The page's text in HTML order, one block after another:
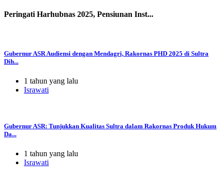
Peringati Harhubnas 2025, Pensiunan Inst...
Gubernur ASR Audiensi dengan Mendagri, Rakornas PHD 2025 di Sultra
Dih...
1 tahun yang lalu
Israwati
Gubernur ASR: Tunjukkan Kualitas Sultra dalam Rakornas Produk Hukum
Da...
1 tahun yang lalu
Israwati